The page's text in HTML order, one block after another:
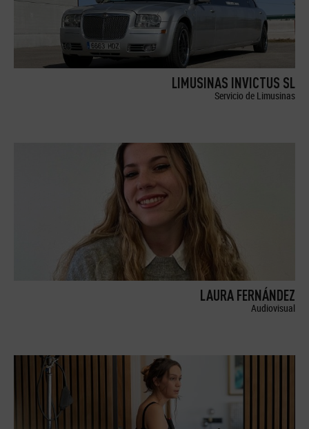
LIMUSINAS INVICTUS SL
Servicio de Limusinas
LAURA FERNÁNDEZ
Audiovisual